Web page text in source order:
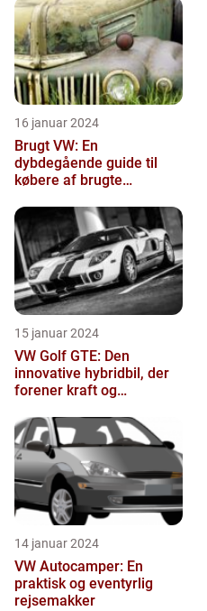
16 januar 2024
Brugt VW: En
dybdegående guide til
købere af brugte
15 januar 2024
VW Golf GTE: Den
innovative hybridbil, der
forener kraft og
14 januar 2024
VW Autocamper: En
praktisk og eventyrlig
rejsemakker